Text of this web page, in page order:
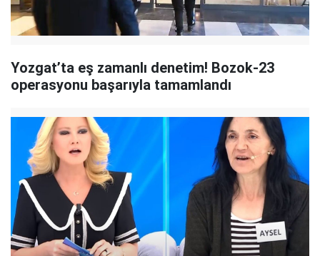
Yozgat’ta eş zamanlı denetim! Bozok-23
operasyonu başarıyla tamamlandı